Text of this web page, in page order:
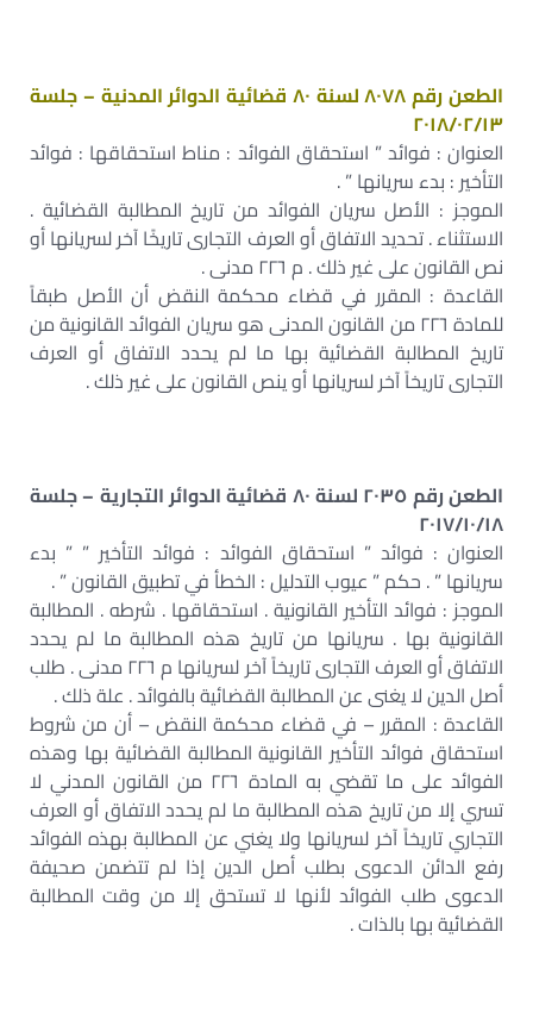
الطعن رقم ٨٠٧٨ لسنة ٨٠ قضائية الدوائر المدنية – جلسة
٢٠١٨/٠٢/١٣
العنوان : فوائد ” استحقاق الفوائد : مناط استحقاقها : فوائد
التأخير : بدء سريانها ” .
الموجز : الأصل سريان الفوائد من تاريخ المطالبة القضائية .
الاستثناء . تحديد الاتفاق أو العرف التجارى تاريخًا آخر لسريانها أو
نص القانون على غير ذلك . م ٢٢٦ مدنى .
القاعدة : المقرر في قضاء محكمة النقض أن الأصل طبقاً
للمادة ٢٢٦ من القانون المدنى هو سريان الفوائد القانونية من
تاريخ المطالبة القضائية بها ما لم يحدد الاتفاق أو العرف
التجارى تاريخاً آخر لسريانها أو ينص القانون على غير ذلك .
الطعن رقم ٢٠٣٥ لسنة ٨٠ قضائية الدوائر التجارية – جلسة
٢٠١٧/١٠/١٨
العنوان : فوائد ” استحقاق الفوائد : فوائد التأخير ” ” بدء
سريانها ” . حكم ” عيوب التدليل : الخطأ في تطبيق القانون ” .
الموجز : فوائد التأخير القانونية . استحقاقها . شرطه . المطالبة
القانونية بها . سريانها من تاريخ هذه المطالبة ما لم يحدد
الاتفاق أو العرف التجارى تاريخاً آخر لسريانها م ٢٢٦ مدنى . طلب
أصل الدين لا يغنى عن المطالبة القضائية بالفوائد . علة ذلك .
القاعدة : المقرر – في قضاء محكمة النقض – أن من شروط
استحقاق فوائد التأخير القانونية المطالبة القضائية بها وهذه
الفوائد على ما تقضي به المادة ٢٢٦ من القانون المدني لا
تسري إلا من تاريخ هذه المطالبة ما لم يحدد الاتفاق أو العرف
التجاري تاريخاً آخر لسريانها ولا يغني عن المطالبة بهذه الفوائد
رفع الدائن الدعوى بطلب أصل الدين إذا لم تتضمن صحيفة
الدعوى طلب الفوائد لأنها لا تستحق إلا من وقت المطالبة
القضائية بها بالذات .